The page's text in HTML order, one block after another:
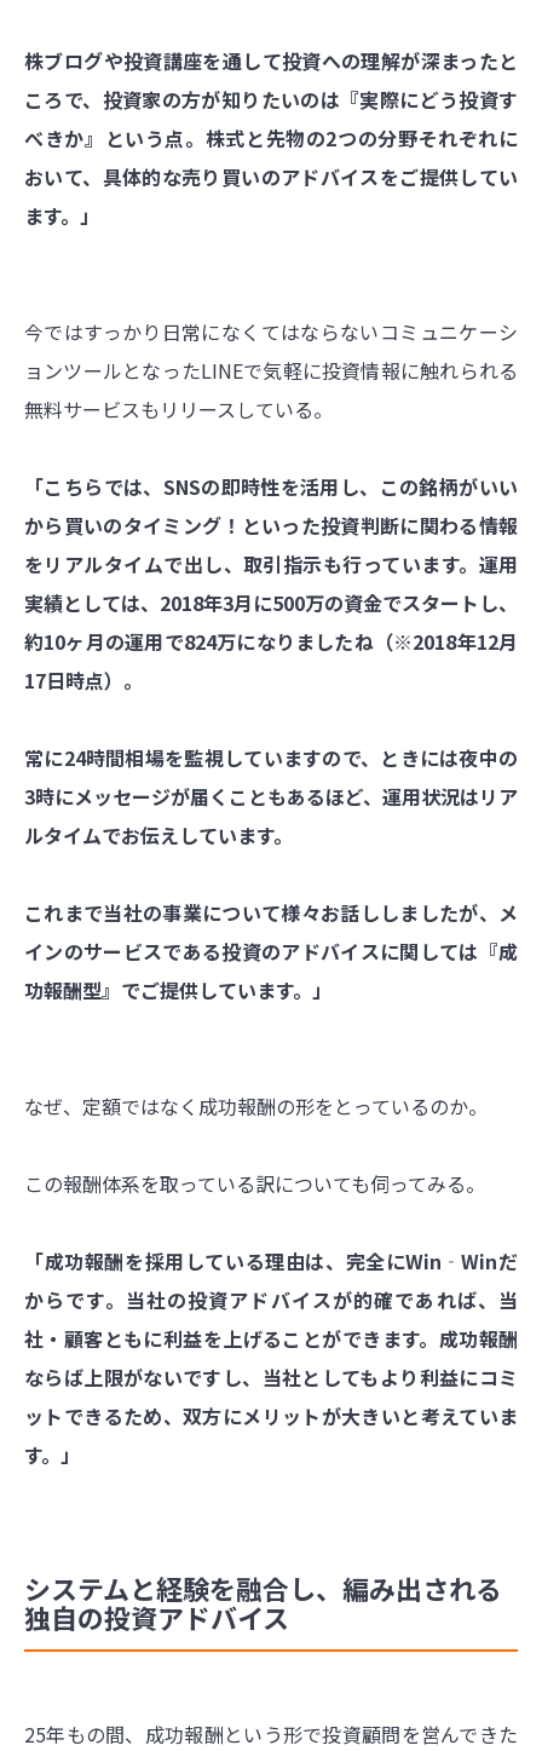
株ブログや投資講座を通して投資への理解が深まったと
ころで、投資家の方が知りたいのは『実際にどう投資す
べきか』という点。株式と先物の2つの分野それぞれに
おいて、具体的な売り買いのアドバイスをご提供してい
ます。」
今ではすっかり日常になくてはならないコミュニケーシ
ョンツールとなったLINEで気軽に投資情報に触れられる
無料サービスもリリースしている。
「こちらでは、SNSの即時性を活用し、この銘柄がいい
から買いのタイミング！といった投資判断に関わる情報
をリアルタイムで出し、取引指示も行っています。運用
実績としては、2018年3月に500万の資金でスタートし、
約10ヶ月の運用で824万になりましたね（※2018年12月
17日時点）。
常に24時間相場を監視していますので、ときには夜中の
3時にメッセージが届くこともあるほど、運用状況はリア
ルタイムでお伝えしています。
これまで当社の事業について様々お話ししましたが、メ
インのサービスである投資のアドバイスに関しては『成
功報酬型』でご提供しています。」
なぜ、定額ではなく成功報酬の形をとっているのか。
この報酬体系を取っている訳についても伺ってみる。
「成功報酬を採用している理由は、完全にWin‐Winだ
からです。当社の投資アドバイスが的確であれば、当
社・顧客ともに利益を上げることができます。成功報酬
ならば上限がないですし、当社としてもより利益にコミ
ットできるため、双方にメリットが大きいと考えていま
す。」
システムと経験を融合し、編み出される
独自の投資アドバイス
25年もの間、成功報酬という形で投資顧問を営んできた